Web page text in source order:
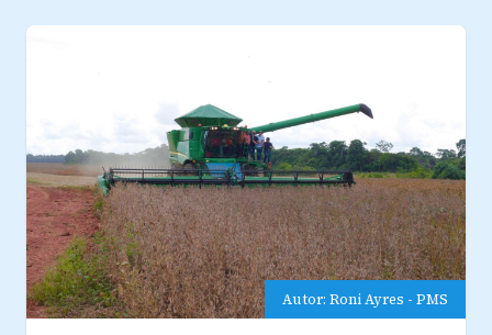
Autor: Roni Ayres - PMS